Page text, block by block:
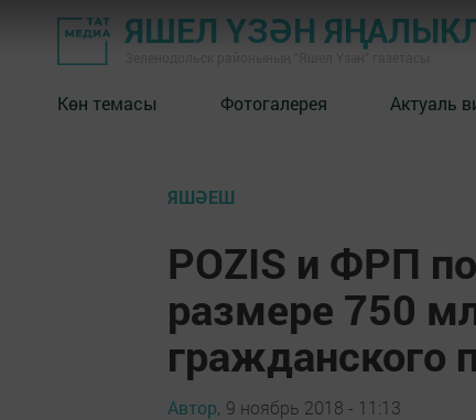
ЯШЕЛ ҮЗӘН
Көн темасы Фотогалерея Актуаль
ЯШӘЕШ
POZIS и ФРП
размере 750
гражданского
Автор, 9 ноябрь 2018 - 11:13